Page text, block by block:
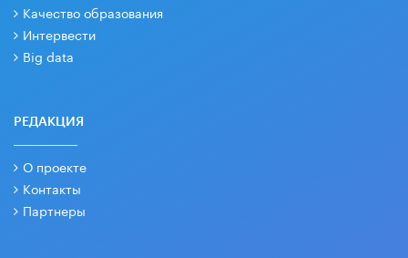
Качество образования
Интервести
Big data
РЕДАКЦИЯ
О проекте
Контакты
Партнеры